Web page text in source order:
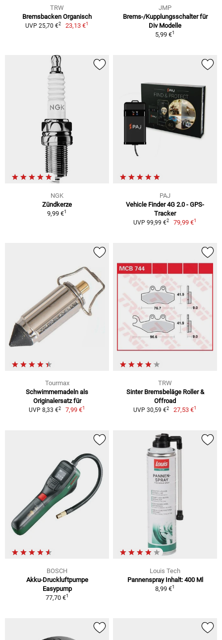
TRW
Bremsbacken Organisch
UVP 25,70 €2 23,13 €1
JMP
Brems-/Kupplungsschalter für
Div Modelle
5,99 €1
NGK
Zündkerze
9,99 €1
PAJ
Vehicle Finder 4G 2.0 - GPS-
Tracker
UVP 99,99 €2 79,99 €1
Tourmax
Schwimmernadeln als
Originalersatz für
UVP 8,33 €2 7,99 €1
TRW
Sinter Bremsbeläge Roller &
Offroad
UVP 30,59 €2 27,53 €1
BOSCH
Akku-Druckluftpumpe
Easypump
77,70 €1
Louis Tech
Pannenspray Inhalt: 400 Ml
8,99 €1